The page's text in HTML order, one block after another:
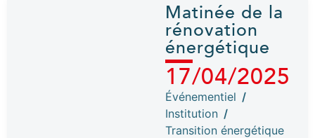
Matinée de la
rénovation
énergétique
17/04/2025
Événementiel /
Institution /
Transition énergétique